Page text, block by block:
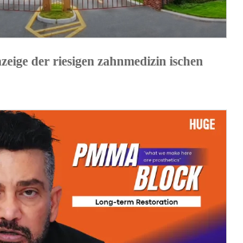
der riesigen zahnmedizin ischen